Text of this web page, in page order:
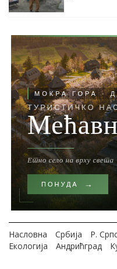
Насловна Србија Р.
Екологија
Андрићград